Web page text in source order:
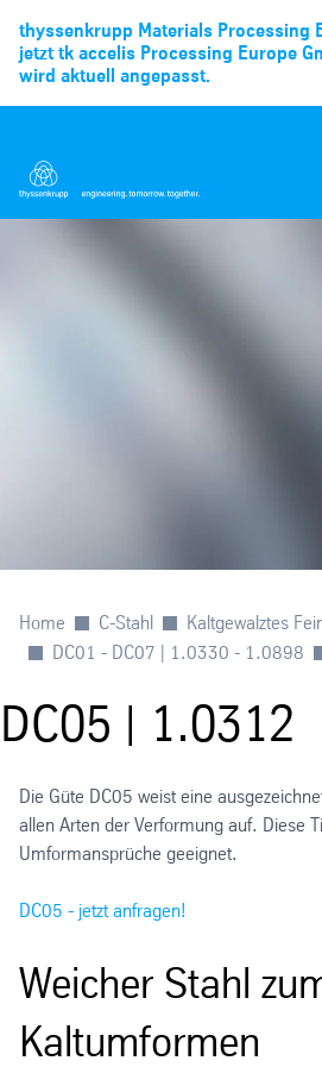
thyssenkrupp Materials Processing
jetzt tk accelis Processing Europe
wird aktuell angepasst.
Home C-Stahl
Kaltgewalztes
DC01 - DC07 | 1.0330 - 1.0898
DC05 | 1.0312
Die Güte DC05 weist eine
allen Arten der Verformung auf. Diese
Umformansprüche geeignet.
DC05 - jetzt anfragen!
Weicher Stahl
Kaltumformen